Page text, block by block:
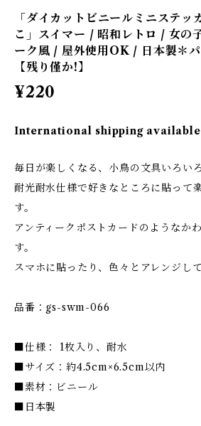
「ダイカットビニールミニステッ
こ」スイマー / 昭和レトロ / 女の
ーク風 / 屋外使用OK / 日本製＊
【残り僅か!】
¥220
International shipping available
毎日が楽しくなる、小鳥の文具いろいろ
耐光耐水仕様で好きなところに貼って
す。
アンティークポストカードのようなか
す。
スマホに貼ったり、色々とアレンジし
品番：gs-swm-066
■仕様： 1枚入り、耐水
■サイズ：約4.5cm×6.5cm以内
■素材：ビニール
■日本製